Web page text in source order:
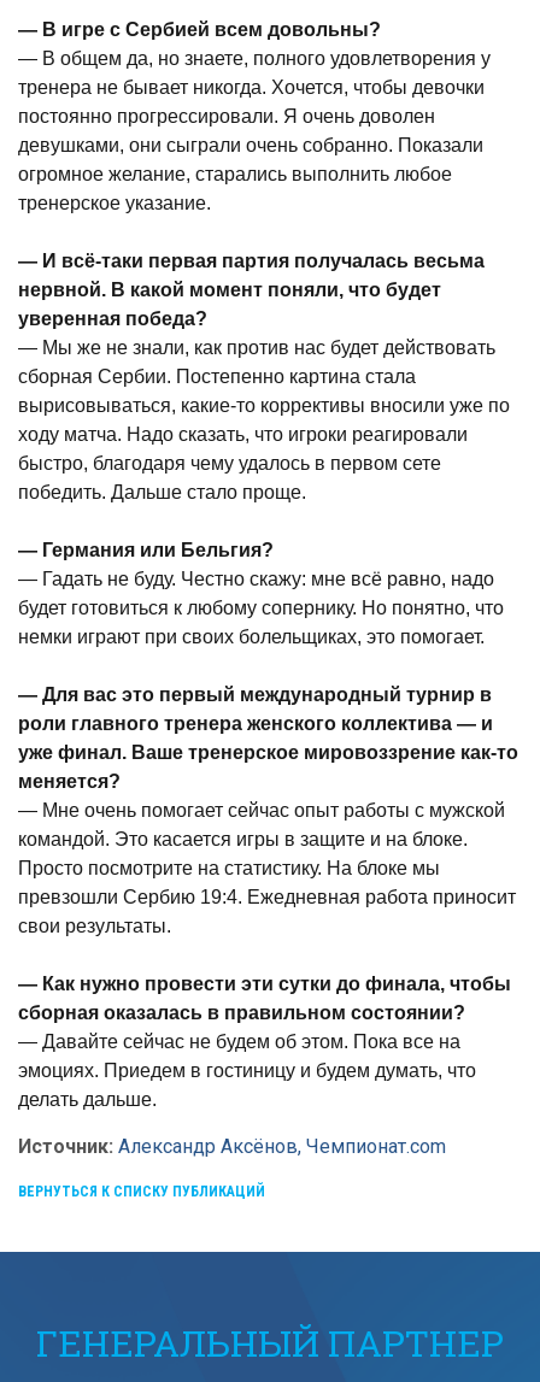
— В игре с Сербией всем довольны?
— В общем да, но знаете, полного удовлетворения у
тренера не бывает никогда. Хочется, чтобы девочки
постоянно прогрессировали. Я очень доволен
девушками, они сыграли очень собранно. Показали
огромное желание, старались выполнить любое
тренерское указание.
— И всё-таки первая партия получалась весьма
нервной. В какой момент поняли, что будет
уверенная победа?
— Мы же не знали, как против нас будет действовать
сборная Сербии. Постепенно картина стала
вырисовываться, какие-то коррективы вносили уже по
ходу матча. Надо сказать, что игроки реагировали
быстро, благодаря чему удалось в первом сете
победить. Дальше стало проще.
— Германия или Бельгия?
— Гадать не буду. Честно скажу: мне всё равно, надо
будет готовиться к любому сопернику. Но понятно, что
немки играют при своих болельщиках, это помогает.
— Для вас это первый международный турнир в
роли главного тренера женского коллектива — и
уже финал. Ваше тренерское мировоззрение как-то
меняется?
— Мне очень помогает сейчас опыт работы с мужской
командой. Это касается игры в защите и на блоке.
Просто посмотрите на статистику. На блоке мы
превзошли Сербию 19:4. Ежедневная работа приносит
свои результаты.
— Как нужно провести эти сутки до финала, чтобы
сборная оказалась в правильном состоянии?
— Давайте сейчас не будем об этом. Пока все на
эмоциях. Приедем в гостиницу и будем думать, что
делать дальше.
Источник: Александр Аксёнов, Чемпионат.com
ВЕРНУТЬСЯ К СПИСКУ ПУБЛИКАЦИЙ
ГЕНЕРАЛЬНЫЙ ПАРТНЕР